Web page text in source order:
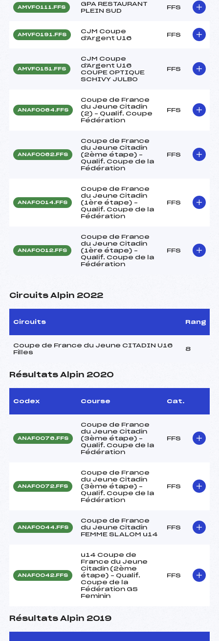
AMVF0111.FFS
GPA RESTAURANT
PLEIN SUD
FFS
AMVF0191.FFS
CJM Coupe
d'Argent U16
FFS
AMVF0151.FFS
CJM Coupe
d'Argent U16
COUPE OPTIQUE
SCHIVY JULBO
FFS
ANAF0064.FFS
Coupe de France
du Jeune Citadin
(2) – Qualif. Coupe
Fédération
FFS
ANAF0062.FFS
Coupe de France
du Jeune Citadin
(2ème étape) –
Qualif. Coupe de la
Fédération
FFS
ANAF0014.FFS
Coupe de France
du Jeune Citadin
(1ère étape) –
Qualif. Coupe de la
Fédération
FFS
ANAF0012.FFS
Coupe de France
du Jeune Citadin
(1ère étape) –
Qualif. Coupe de la
Fédération
FFS
Circuits Alpin 2022
Circuits Rang
Coupe de France du Jeune CITADIN U16
Filles
8
Résultats Alpin 2020
Codex Course Cat.
ANAF0076.FFS
Coupe de France
du Jeune Citadin
(3ème étape) –
Qualif. Coupe de la
Fédération
FFS
ANAF0072.FFS
Coupe de France
du Jeune Citadin
(3ème étape) –
Qualif. Coupe de la
Fédération
FFS
ANAF0044.FFS
Coupe de France
du Jeune Citadin
FEMME SLALOM u14
FFS
ANAF0042.FFS
u14 Coupe de
France du Jeune
Citadin (2ème
étape) – Qualif.
Coupe de la
Fédération GS
Feminin
FFS
Résultats Alpin 2019